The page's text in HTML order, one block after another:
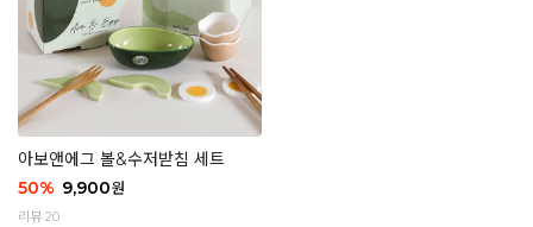
아보앤에그 볼&수저받침 세트
50% 9,900원
리뷰 20